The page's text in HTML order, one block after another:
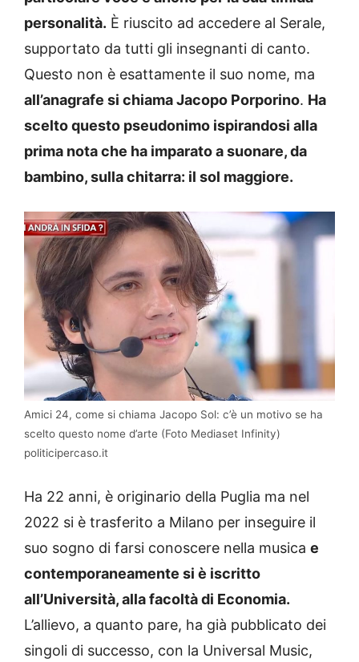
personalità. È riuscito ad accedere al Serale,
supportato da tutti gli insegnanti di canto.
Questo non è esattamente il suo nome, ma
all’anagrafe si chiama Jacopo Porporino. Ha
scelto questo pseudonimo ispirandosi alla
prima nota che ha imparato a suonare, da
bambino, sulla chitarra: il sol maggiore.
Amici 24, come si chiama Jacopo Sol: c’è un motivo se ha
scelto questo nome d’arte (Foto Mediaset Infinity)
politicipercaso.it
Ha 22 anni, è originario della Puglia ma nel
2022 si è trasferito a Milano per inseguire il
suo sogno di farsi conoscere nella musica e
contemporaneamente si è iscritto
all’Università, alla facoltà di Economia.
L’allievo, a quanto pare, ha già pubblicato dei
singoli di successo, con la Universal Music,